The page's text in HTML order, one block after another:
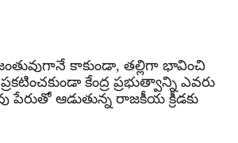
కాకుండా, తల్లిగా భావించి
కేంద్ర ప్రభుత్వాన్ని ఎవరు
పేరుతో ఆడుతున్న రాజకీయ క్రీడకు